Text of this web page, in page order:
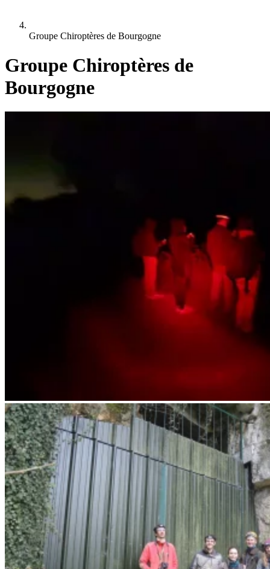
Groupe Chiroptères de Bourgogne
Groupe Chiroptères de
Bourgogne